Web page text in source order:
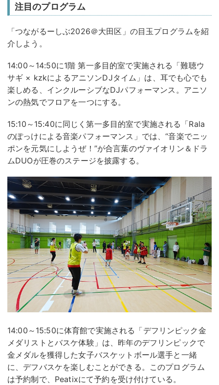
注目のプログラム
「つながるーしぶ2026＠大田区」の目玉プログラムを紹
介しよう。
14:00～14:50に1階 第一多目的室で実施される「難聴ウ
サギ × kzkによるアニソンDJタイム」は、耳でも心でも
楽しめる、インクルーシブなDJパフォーマンス。アニソ
ンの熱気でフロアを一つにする。
15:10～15:40に同じく第一多目的室で実施される「Rala
のぽっけによる音楽パフォーマンス」では、“音楽でニッ
ポンを元気にしようぜ！”が合言葉のヴァイオリン＆ドラ
ムDUOが圧巻のステージを披露する。
14:00～15:50に体育館で実施される「デフリンピック金
メダリストとバスケ体験」は、昨年のデフリンピックで
金メダルを獲得した女子バスケットボール選手と一緒
に、デフバスケを楽しむことができる。このプログラム
は予約制で、Peatixにて予約を受け付けている。